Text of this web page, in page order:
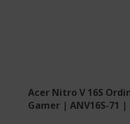
Acer Nitro V 16S
Gamer | ANV16S-71